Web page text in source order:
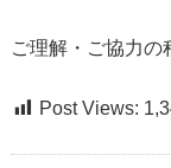
ご理解・ご協力の
Post Views: